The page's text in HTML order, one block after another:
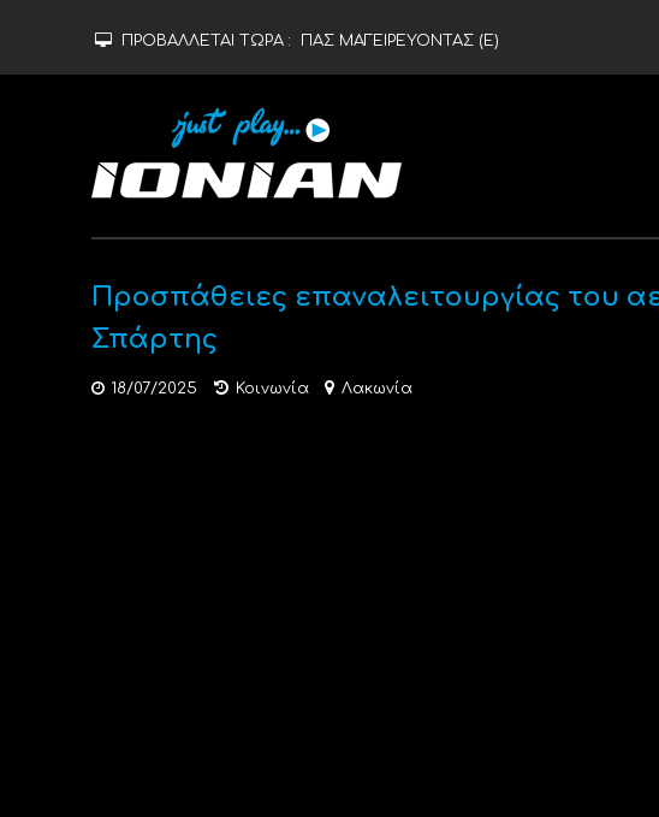
ΠΡΟΒΑΛΛΕΤΑΙ ΤΩΡΑ : ΠΑΣ ΜΑΓΕΙΡΕΥΟΝΤΑΣ (Ε)
Προσπάθειες επαναλειτουργίας του
Σπάρτης
18/07/2025 Κοινωνία Λακωνία